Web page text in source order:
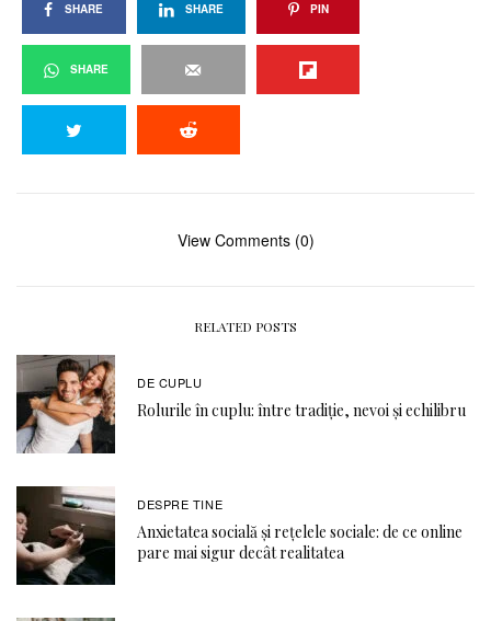
SHARE SHARE PIN
SHARE
View Comments (0)
RELATED POSTS
DE CUPLU
Rolurile în cuplu: între tradiție, nevoi și echilibru
DESPRE TINE
Anxietatea socială și rețelele sociale: de ce online
pare mai sigur decât realitatea